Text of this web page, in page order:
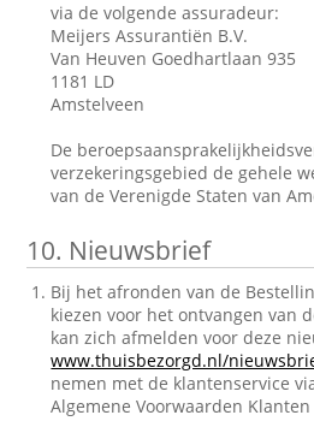
via de volgende assuradeur:
Meijers Assurantiën B.V.
Van Heuven Goedhartlaan 935
1181 LD
Amstelveen
De
verzekeringsgebied de gehele
van de Verenigde Staten van
10. Nieuwsbrief
Bij het afronden van de
kiezen voor het ontvangen van
kan zich afmelden voor deze
www.thuisbezorgd.nl/
nemen met de klantenservice
Algemene Voorwaarden